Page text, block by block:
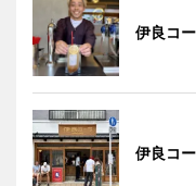
伊良コ
伊良コ